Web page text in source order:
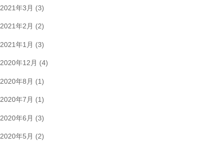
2021年3月 (3)
2021年2月 (2)
2021年1月 (3)
2020年12月 (4)
2020年8月 (1)
2020年7月 (1)
2020年6月 (3)
2020年5月 (2)